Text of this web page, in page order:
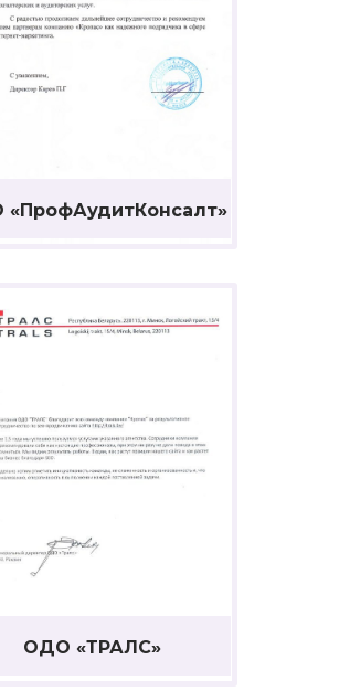
ОДО «ТРАЛС»